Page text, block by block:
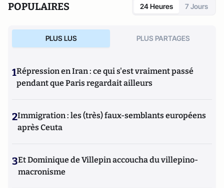
POPULAIRES 24 Heures 7 Jours
PLUS LUS PLUS PARTAGES
1Répression en Iran : ce qui s'est vraiment passé
pendant que Paris regardait ailleurs
2Immigration : les (très) faux-semblants européens
après Ceuta
3Et Dominique de Villepin accoucha du villepino-
macronisme